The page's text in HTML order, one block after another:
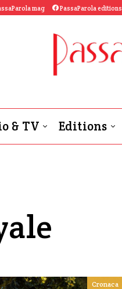
mag PassaParola editions
& TV Editions
Cronaca